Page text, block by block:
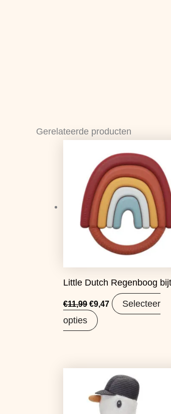
Gerelateerde producten
Little Dutch Regenboog
€11,99
was:
€11,99.
€9,47
prijs
is:
€9,47.
Selecteer
opties
Oorspronkelijke
was:
€7,99.
Huidige
prijs
is:
€6,31.